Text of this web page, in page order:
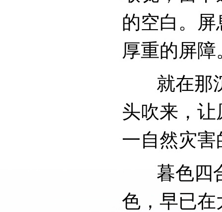
的空白。
厚重的屏障
就在那沉
头吹来，
一自然灾害
暮色四合
色，早已